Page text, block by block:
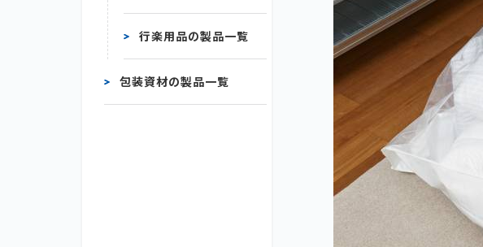
行楽用品の製品一覧
包装資材の製品一覧